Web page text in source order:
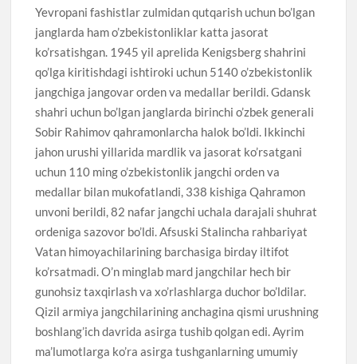
Yevropani fashistlar zulmidan qutqarish uchun bo’lgan
janglarda ham o’zbekistonliklar katta jasorat
ko’rsatishgan. 1945 yil aprelida Kenigsberg shahrini
qo’lga kiritishdagi ishtiroki uchun 5140 o’zbekistonlik
jangchiga jangovar orden va medallar berildi. Gdansk
shahri uchun bo’lgan janglarda birinchi o’zbek generali
Sobir Rahimov qahramonlarcha halok bo’ldi. Ikkinchi
jahon urushi yillarida mardlik va jasorat ko’rsatgani
uchun 110 ming o’zbekistonlik jangchi orden va
medallar bilan mukofatlandi, 338 kishiga Qahramon
unvoni berildi, 82 nafar jangchi uchala darajali shuhrat
ordeniga sazovor bo’ldi. Afsuski Stalincha rahbariyat
Vatan himoyachilarining barchasiga birday iltifot
ko’rsatmadi. O’n minglab mard jangchilar hech bir
gunohsiz taxqirlash va xo’rlashlarga duchor bo’ldilar.
Qizil armiya jangchilarining anchagina qismi urushning
boshlang’ich davrida asirga tushib qolgan edi. Ayrim
ma’lumotlarga ko’ra asirga tushganlarning umumiy